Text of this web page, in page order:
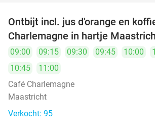
Ontbijt incl. jus d'orange en
Charlemagne in hartje
09:00 09:15 09:30 09:45 10:00
10:45
11:00
Café Charlemagne
Maastricht
Verkocht: 95